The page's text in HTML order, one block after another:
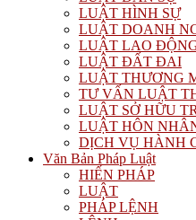
LUẬT HÌNH SỰ
LUẬT DOANH
LUẬT LAO
LUẬT ĐẤT ĐAI
LUẬT THƯƠNG
TƯ VẤN LUẬT
LUẬT SỞ HỮU
LUẬT HÔN
DỊCH VỤ HÀNH
Văn Bản Pháp Luật
HIẾN PHÁP
LUẬT
PHÁP LỆNH